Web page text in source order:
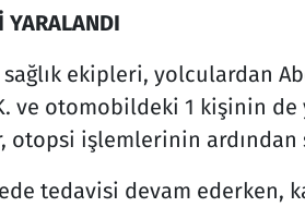
YARALANDI
ekipleri, yolculardan
ve otomobildeki 1 kişinin de
otopsi işlemlerinin
tedavisi devam ederken,